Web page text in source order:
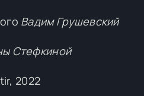
Вадим Грушевский
Стефкиной
2022